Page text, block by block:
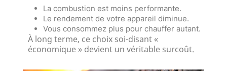
La combustion est moins performante.
Le rendement de votre appareil diminue.
Vous consommez plus pour chauffer autant.
À long terme, ce choix soi-disant «
économique » devient un véritable surcoût.